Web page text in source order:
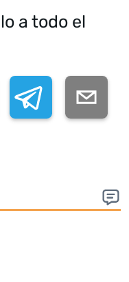
a todo el